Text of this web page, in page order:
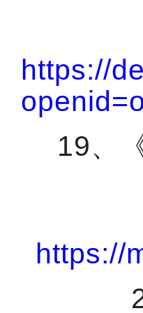
https://
19、
https://